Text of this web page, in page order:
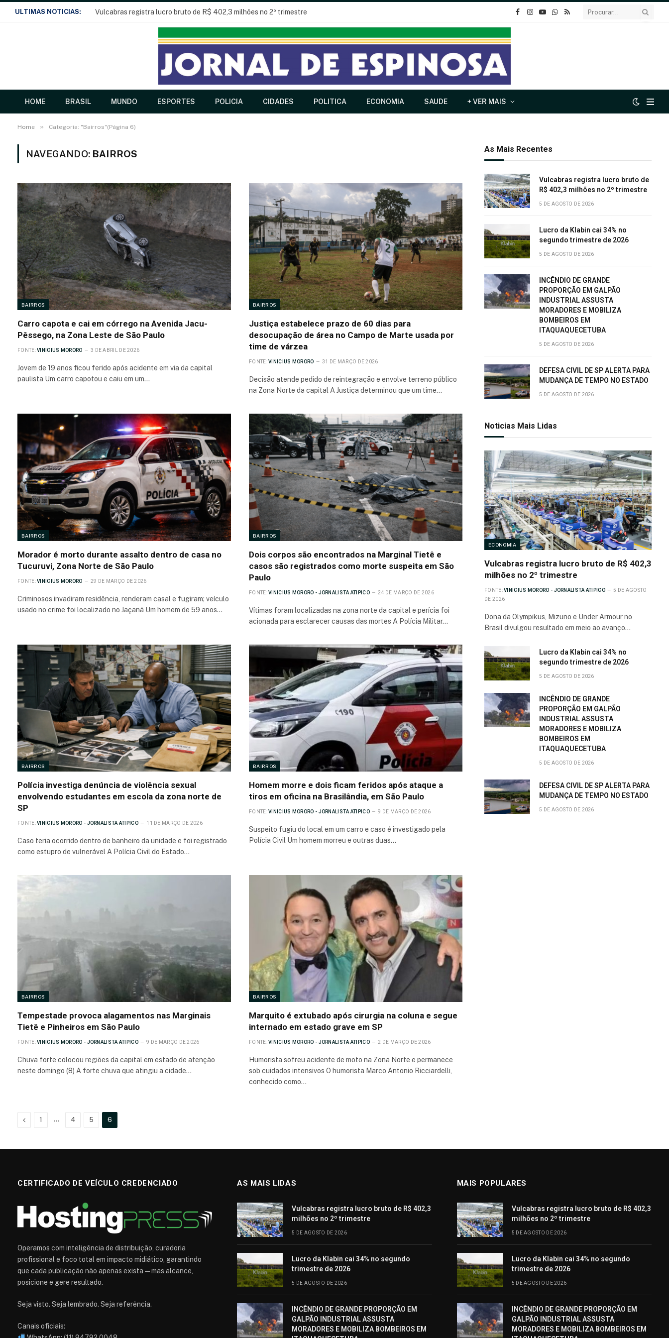
ULTIMAS NOTICIAS: Vulcabras registra lucro bruto de R$ 402,3 milhões no 2º trimestre
o
Instagram
YouTube
Whatsapp
RSS
HOME BRASIL MUNDO ESPORTES POLICIA CIDADES POLITICA ECONOMIA SAUDE + VER MAIS
Home » Categoria: "Bairros"(Página 6)
NAVEGANDO: BAIRROS
BAIRROS
Carro capota e cai em córrego na Avenida Jacu-
Pêssego, na Zona Leste de São Paulo
FONTE: VINICIUS MORORO 3 DE ABRIL DE 2026
Jovem de 19 anos ficou ferido após acidente em via da capital
paulista Um carro capotou e caiu em um…
BAIRROS
Justiça estabelece prazo de 60 dias para
desocupação de área no Campo de Marte usada por
time de várzea
FONTE: VINICIUS MORORO 31 DE MARÇO DE 2026
Decisão atende pedido de reintegração e envolve terreno público
na Zona Norte da capital A Justiça determinou que um time…
BAIRROS
Morador é morto durante assalto dentro de casa no
Tucuruvi, Zona Norte de São Paulo
FONTE: VINICIUS MORORO 29 DE MARÇO DE 2026
Criminosos invadiram residência, renderam casal e fugiram; veículo
usado no crime foi localizado no Jaçanã Um homem de 59 anos…
BAIRROS
Dois corpos são encontrados na Marginal Tietê e
casos são registrados como morte suspeita em São
Paulo
FONTE: VINICIUS MORORO - JORNALISTA ATIPICO 24 DE MARÇO DE 2026
Vítimas foram localizadas na zona norte da capital e perícia foi
acionada para esclarecer causas das mortes A Polícia Militar…
BAIRROS
Polícia investiga denúncia de violência sexual
envolvendo estudantes em escola da zona norte de
SP
FONTE: VINICIUS MORORO - JORNALISTA ATIPICO 11 DE MARÇO DE 2026
Caso teria ocorrido dentro de banheiro da unidade e foi registrado
como estupro de vulnerável A Polícia Civil do Estado…
BAIRROS
Homem morre e dois ficam feridos após ataque a
tiros em oficina na Brasilândia, em São Paulo
FONTE: VINICIUS MORORO - JORNALISTA ATIPICO 9 DE MARÇO DE 2026
Suspeito fugiu do local em um carro e caso é investigado pela
Polícia Civil Um homem morreu e outras duas…
BAIRROS
Tempestade provoca alagamentos nas Marginais
Tietê e Pinheiros em São Paulo
FONTE: VINICIUS MORORO - JORNALISTA ATIPICO 9 DE MARÇO DE 2026
Chuva forte colocou regiões da capital em estado de atenção
neste domingo (8) A forte chuva que atingiu a cidade…
BAIRROS
Marquito é extubado após cirurgia na coluna e segue
internado em estado grave em SP
FONTE: VINICIUS MORORO - JORNALISTA ATIPICO 2 DE MARÇO DE 2026
Humorista sofreu acidente de moto na Zona Norte e permanece
sob cuidados intensivos O humorista Marco Antonio Ricciardelli,
conhecido como…
Anterior
1 … 4 5 6
As Mais Recentes
Vulcabras registra lucro bruto de
R$ 402,3 milhões no 2º trimestre
5 DE AGOSTO DE 2026
Lucro da Klabin cai 34% no
segundo trimestre de 2026
5 DE AGOSTO DE 2026
INCÊNDIO DE GRANDE
PROPORÇÃO EM GALPÃO
INDUSTRIAL ASSUSTA
MORADORES E MOBILIZA
BOMBEIROS EM
ITAQUAQUECETUBA
5 DE AGOSTO DE 2026
DEFESA CIVIL DE SP ALERTA PARA
MUDANÇA DE TEMPO NO ESTADO
5 DE AGOSTO DE 2026
Noticias Mais Lidas
ECONOMIA
Vulcabras registra lucro bruto de R$ 402,3
milhões no 2º trimestre
FONTE: VINICIUS MORORO - JORNALISTA ATIPICO
5 DE AGOSTO
DE 2026
Dona da Olympikus, Mizuno e Under Armour no
Brasil divulgou resultado em meio ao avanço…
Lucro da Klabin cai 34% no
segundo trimestre de 2026
5 DE AGOSTO DE 2026
INCÊNDIO DE GRANDE
PROPORÇÃO EM GALPÃO
INDUSTRIAL ASSUSTA
MORADORES E MOBILIZA
BOMBEIROS EM
ITAQUAQUECETUBA
5 DE AGOSTO DE 2026
DEFESA CIVIL DE SP ALERTA PARA
MUDANÇA DE TEMPO NO ESTADO
5 DE AGOSTO DE 2026
CERTIFICADO DE VEÍCULO CREDENCIADO
Operamos com inteligência de distribuição, curadoria
profissional e foco total em impacto midiático, garantindo
que cada publicação não apenas exista — mas alcance,
posicione e gere resultado.
Seja visto. Seja lembrado. Seja referência.
Canais oficiais:
AS MAIS LIDAS
Vulcabras registra lucro bruto de R$ 402,3
milhões no 2º trimestre
5 DE AGOSTO DE 2026
Lucro da Klabin cai 34% no segundo
trimestre de 2026
5 DE AGOSTO DE 2026
INCÊNDIO DE GRANDE PROPORÇÃO EM
GALPÃO INDUSTRIAL ASSUSTA
MORADORES E MOBILIZA BOMBEIROS EM
MAIS POPULARES
Vulcabras registra lucro bruto de R$ 402,3
milhões no 2º trimestre
5 DE AGOSTO DE 2026
Lucro da Klabin cai 34% no segundo
trimestre de 2026
5 DE AGOSTO DE 2026
INCÊNDIO DE GRANDE PROPORÇÃO EM
GALPÃO INDUSTRIAL ASSUSTA
MORADORES E MOBILIZA BOMBEIROS EM